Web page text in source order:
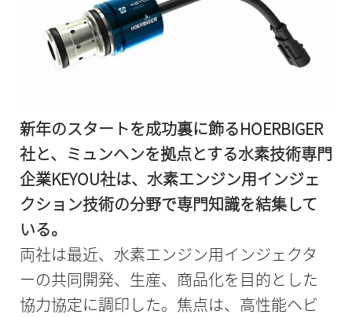
新年のスタートを成功裏に飾るHOERBIGER
社と、ミュンヘンを拠点とする水素技術専門
企業KEYOU社は、水素エンジン用インジェ
クション技術の分野で専門知識を結集して
いる。
両社は最近、水素エンジン用インジェクタ
ーの共同開発、生産、商品化を目的とした
協力協定に調印した。焦点は、高性能ヘビ